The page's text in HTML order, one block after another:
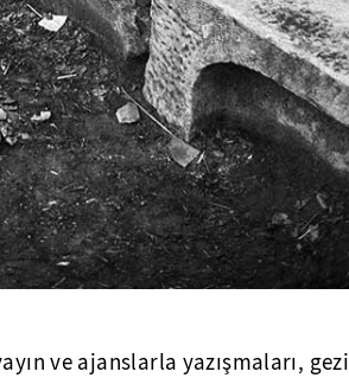
ve ajanslarla yazışmaları, gezi